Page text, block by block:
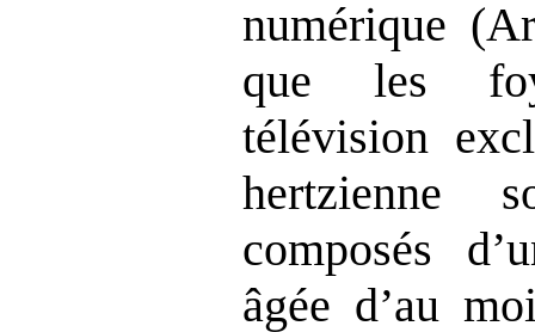
numérique
que les
télévision
hertzienne
composés
âgée d’au